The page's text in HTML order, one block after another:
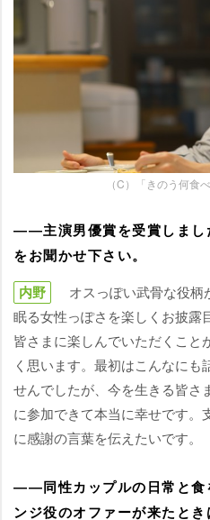
（C）「きのう何食
――主演男優賞を受賞しまし
をお聞かせ下さい。
内野
オスっぽい武骨な役柄
眠る女性っぽさを楽しくお披露
皆さまに楽しんでいただくこと
く思います。最初はこんなにも
せんでしたが、今を生きる皆さ
に参加できて本当に幸せです。
に感謝の言葉を伝えたいです。
――同性カップルの日常と食
ンジ役のオファーが来たと